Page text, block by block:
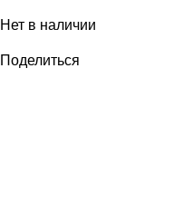
Нет в наличии
Поделиться